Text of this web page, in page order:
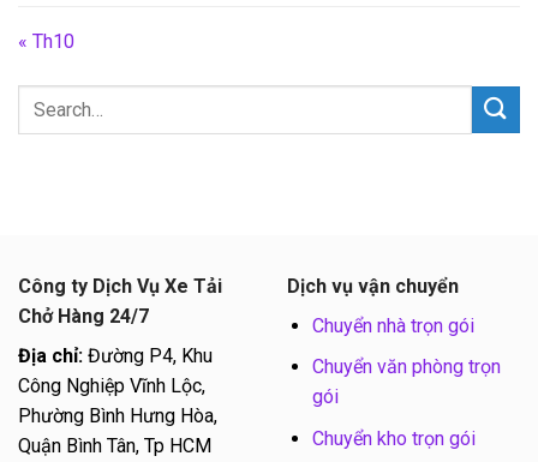
« Th10
Công ty Dịch Vụ Xe Tải
Chở Hàng 24/7
Địa chỉ: Đường P4, Khu
Công Nghiệp Vĩnh Lộc,
Phường Bình Hưng Hòa,
Quận Bình Tân, Tp HCM
Dịch vụ vận chuyển
Chuyển nhà trọn gói
Chuyển văn phòng trọn
gói
Chuyển kho trọn gói